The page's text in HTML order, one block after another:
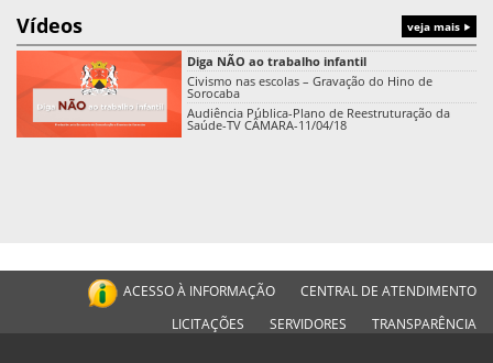
Vídeos veja mais
Diga NÃO ao trabalho infantil
Civismo nas escolas – Gravação do Hino de
Sorocaba
Audiência Pública-Plano de Reestruturação da
Saúde-TV CÂMARA-11/04/18
ACESSO À INFORMAÇÃO
CENTRAL DE ATENDIMENTO
LICITAÇÕES
SERVIDORES TRANSPARÊNCIA